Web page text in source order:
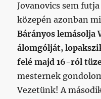
Jovanovics sem
közepén azonban
Bárányos lemásolja
álomgólját,
felé majd 16-ról
mesternek
Vezetünk! A